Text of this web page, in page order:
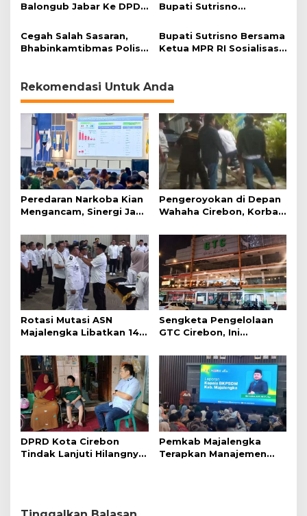
Balongub Jabar Ke DPD
Bupati Sutrisno
Jabar 2018
Cegah Salah Sasaran,
Bhabinkamtibmas Polisi
Bupati Sutrisno Bersama
Ketua MPR RI Sosialisasi
Rekomendasi Untuk Anda
Peredaran Narkoba Kian
Mengancam, Sinergi Jadi
Pengeroyokan di Depan
Wahaha Cirebon, Korban
Polisi
Rotasi Mutasi ASN
Majalengka Libatkan 145
Sistem Merit
Sengketa Pengelolaan
GTC Cirebon, Ini
Simanjuntak
DPRD Kota Cirebon
Tindak Lanjuti Hilangnya
Pemkab Majalengka
Terapkan Manajemen